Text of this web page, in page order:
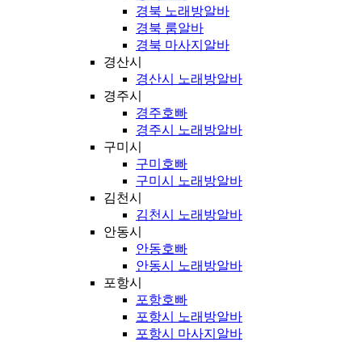
경북 노래방알바
경북 룸알바
경북 마사지알바
경산시
경산시 노래방알바
경주시
경주호빠
경주시 노래방알바
구미시
구미호빠
구미시 노래방알바
김천시
김천시 노래방알바
안동시
안동호빠
안동시 노래방알바
포항시
포항호빠
포항시 노래방알바
포항시 마사지알바